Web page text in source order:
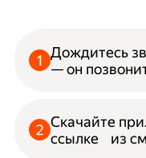
Дождитесь
— он
Скачайте
ссылке из